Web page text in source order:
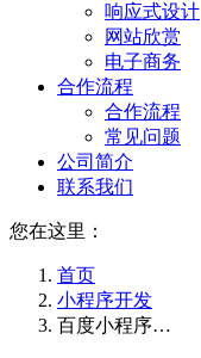
响应式设计
网站欣赏
电子商务
合作流程
合作流程
常见问题
公司简介
联系我们
您在这里：
首页
小程序开发
百度小程序…